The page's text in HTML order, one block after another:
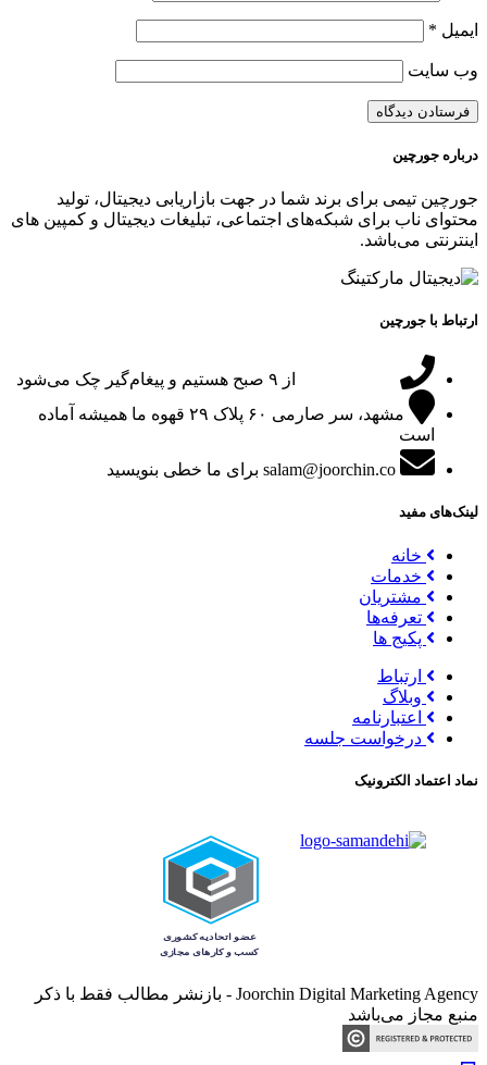
ایمیل *
وب‌ سایت
درباره جورچین
جورچین تیمی برای برند شما در جهت بازاریابی دیجیتال، تولید
محتوای ناب برای شبکه‌های اجتماعی، تبلیغات دیجیتال و کمپین های
اینترنتی می‌باشد.
ارتباط با جورچین
از ۹ صبح هستیم و پیغام‌گیر چک می‌شود
مشهد، سر صارمی ۶۰ پلاک ۲۹
قهوه ما همیشه آماده
است
salam@joorchin.co برای ما خطی بنویسید
لینک‌های مفید
خانه
خدمات
مشتریان
تعرفه‌ها
پکیج ها
ارتباط
وبلاگ
اعتبارنامه
درخواست جلسه
نماد اعتماد الکترونیک
Joorchin Digital Marketing Agency - بازنشر مطالب فقط با ذکر
منبع مجاز می‌باشد